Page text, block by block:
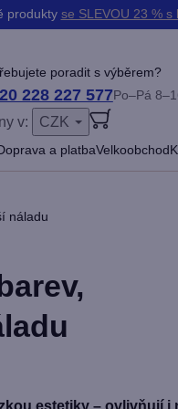
produkty se SLEVOU 23 % s
poradit s výběrem?
228 227 577Po–Pá
v: CZK
a platbaVelkoobchod
náladu
estetiky – ovlivňují i